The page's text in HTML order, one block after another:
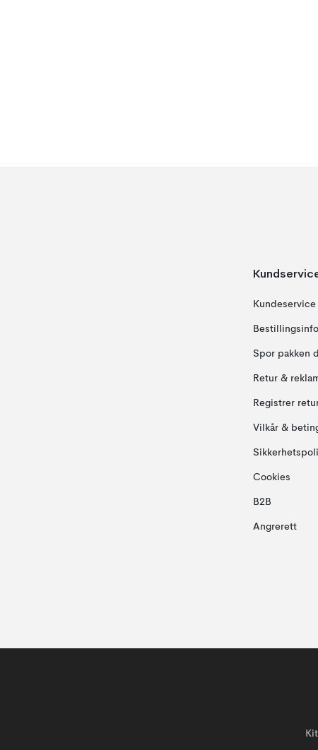
Kundeservice
Spor pakken
Retur &
Registrer
Vilkår &
Cookies
B2B
Angrerett